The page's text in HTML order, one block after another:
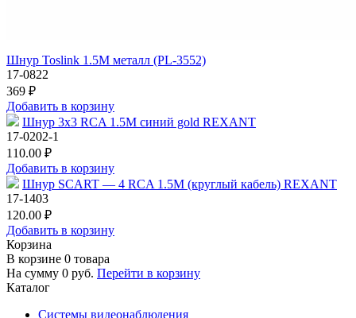
Шнур Toslink 1.5М металл (PL-3552)
17-0822
369 ₽
Добавить в корзину
Шнур 3х3 RCA 1.5М синий gold REXANT
17-0202-1
110.00 ₽
Добавить в корзину
Шнур SCART — 4 RCA 1.5М (круглый кабель) REXANT
17-1403
120.00 ₽
Добавить в корзину
Корзина
В корзине 0 товара
На сумму 0 руб. Перейти в корзину
Каталог
Системы видеонаблюдения